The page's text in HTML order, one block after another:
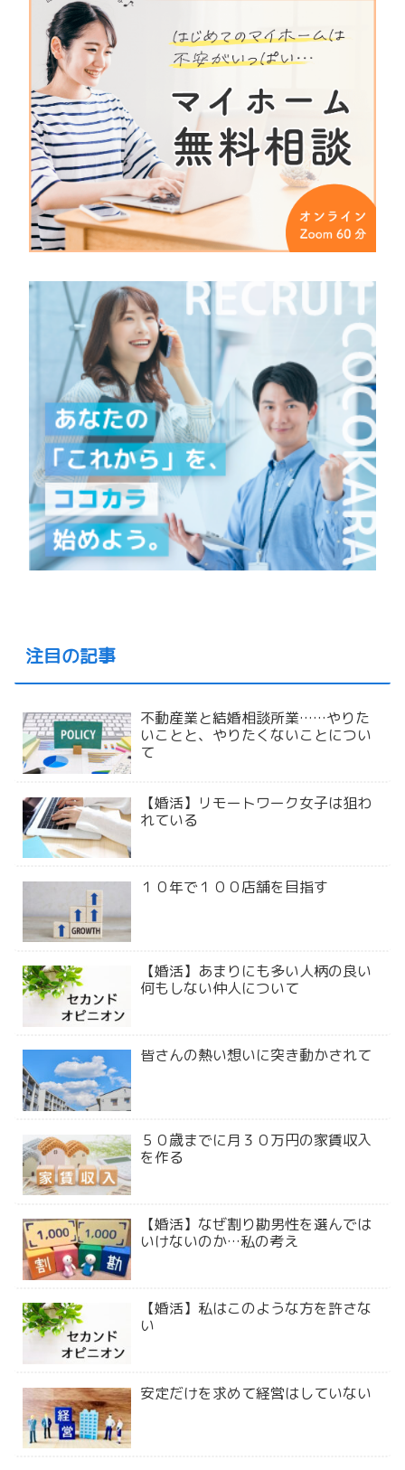
注目の記事
不動産業と結婚相談所業……やりた
いことと、やりたくないことについ
て
【婚活】リモートワーク女子は狙わ
れている
１０年で１００店舗を目指す
【婚活】あまりにも多い人柄の良い
何もしない仲人について
皆さんの熱い想いに突き動かされて
５０歳までに月３０万円の家賃収入
を作る
【婚活】なぜ割り勘男性を選んでは
いけないのか…私の考え
【婚活】私はこのような方を許さな
い
安定だけを求めて経営はしていない